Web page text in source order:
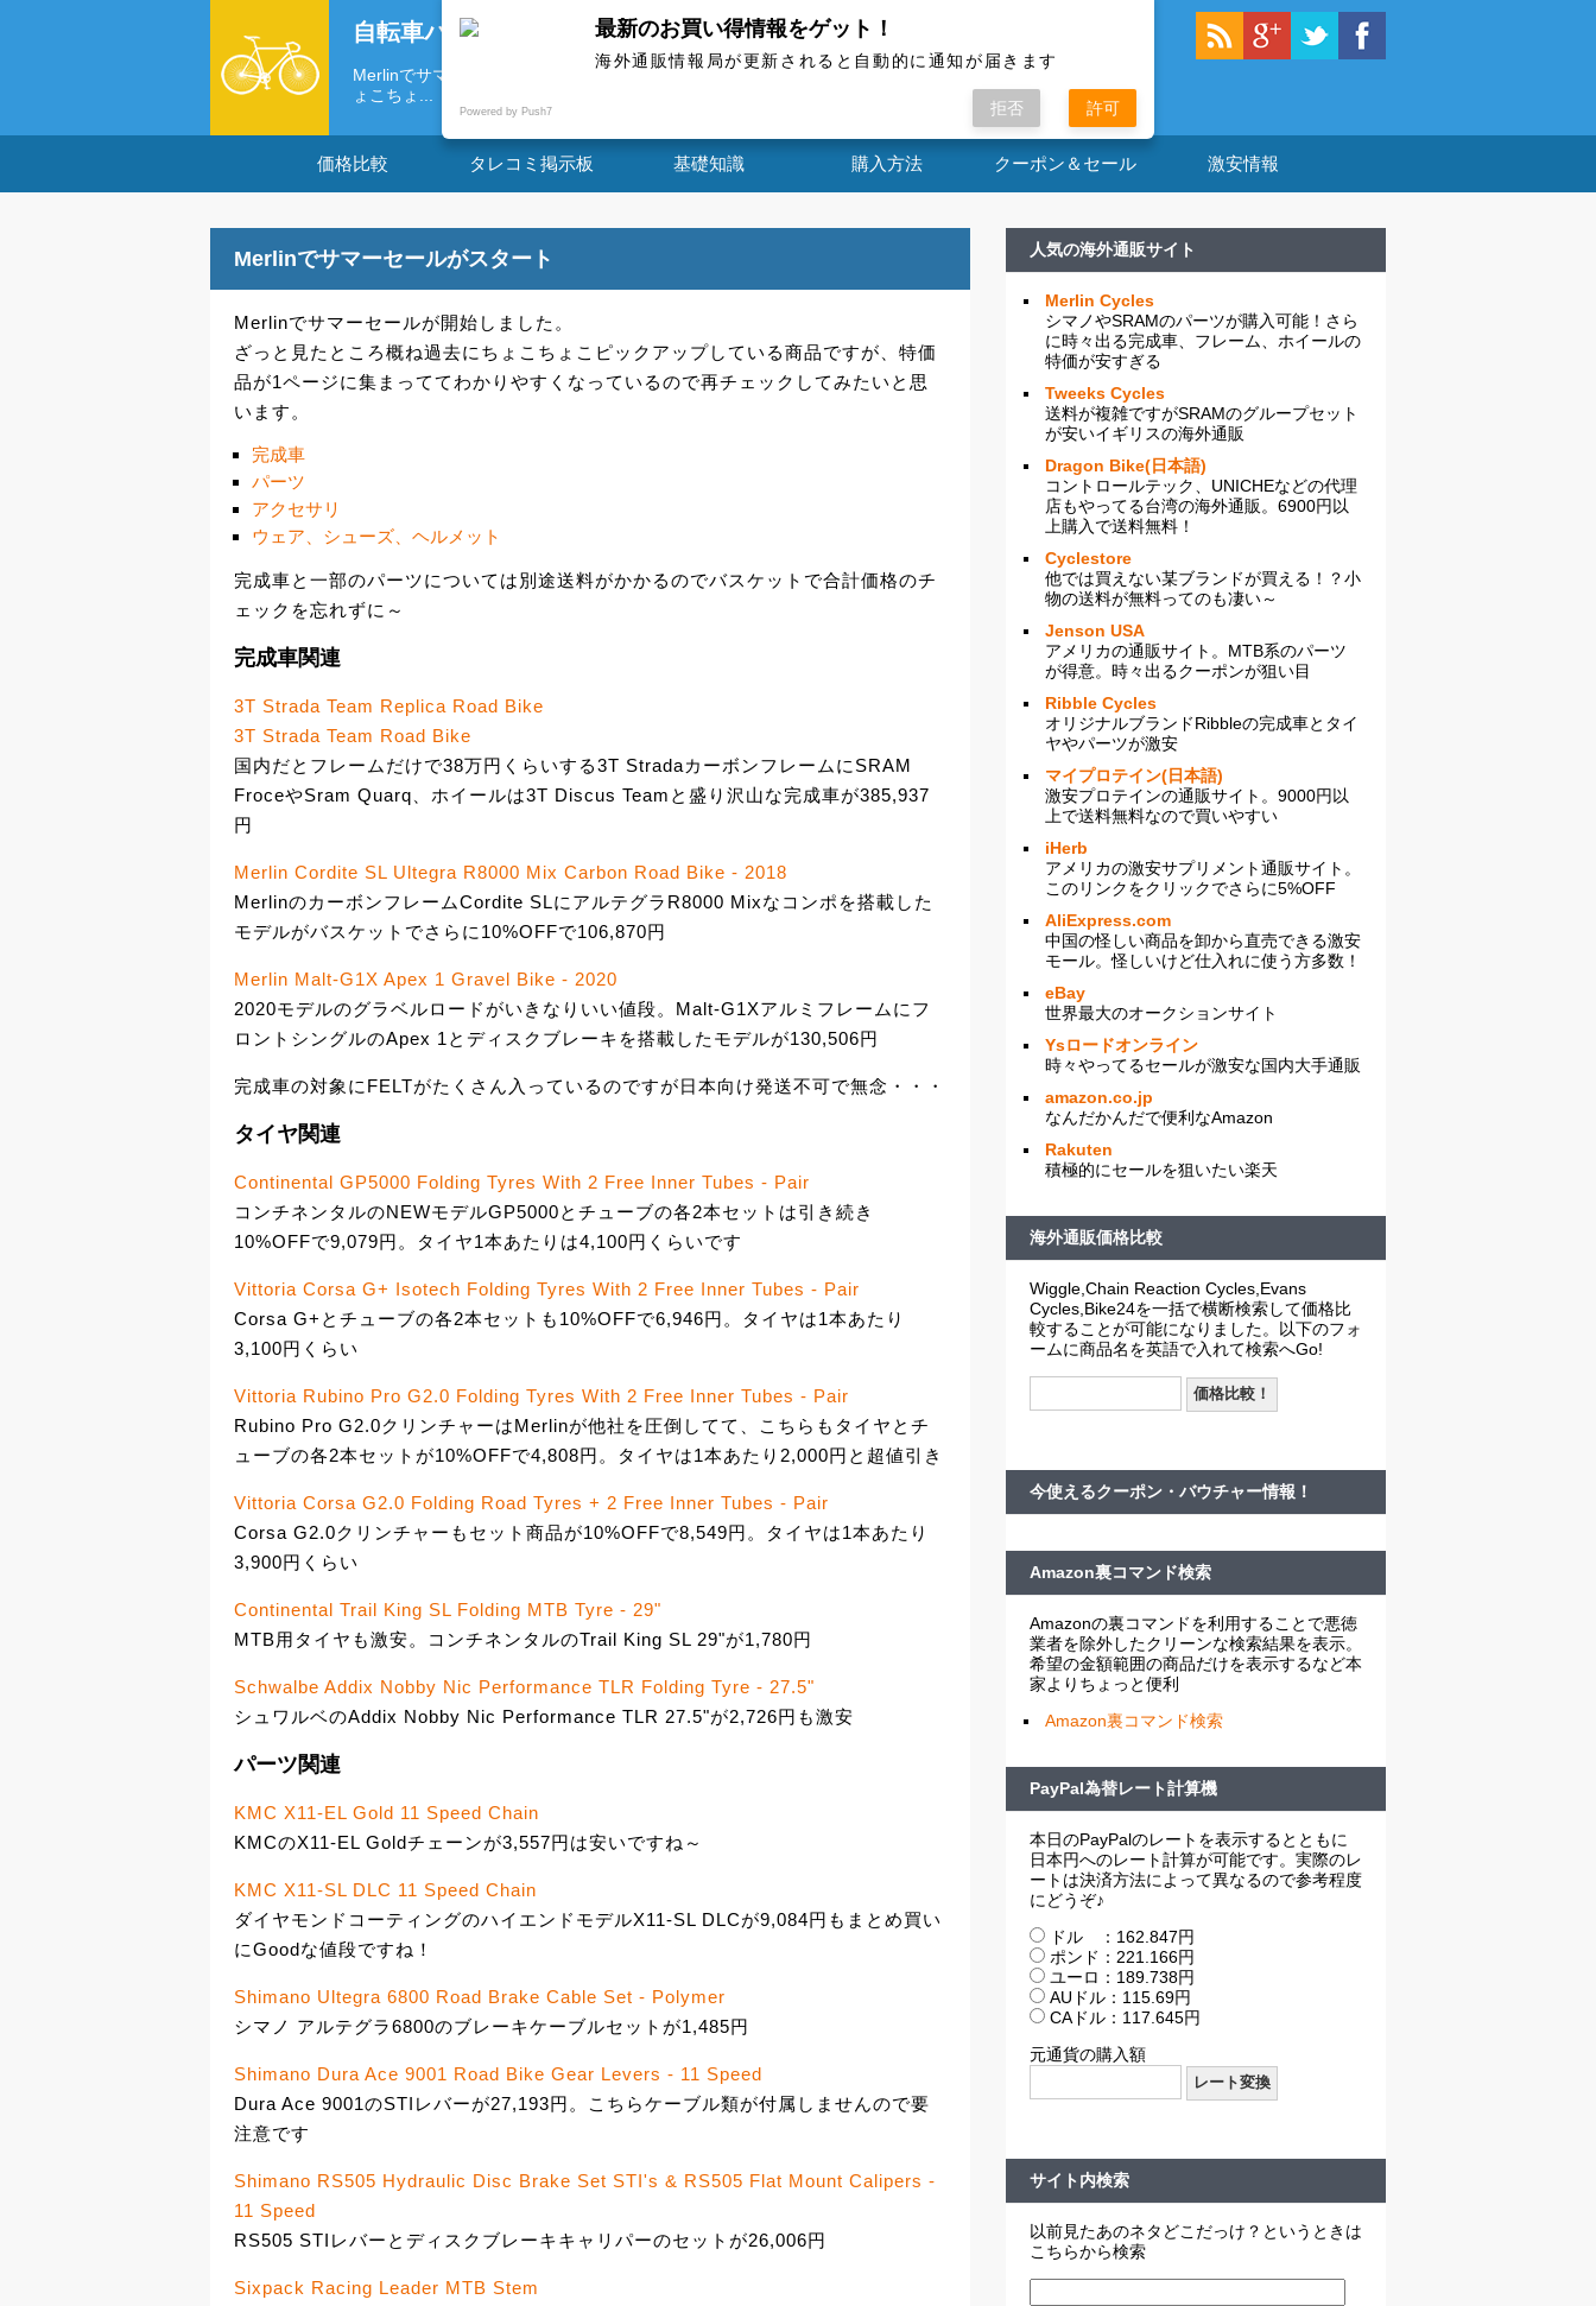
自転車パーツの海外通販情報局
Merlinでサマーセールが開始しました。 ざっと見たところ概ね過去にち
ょこちょ...
価格比較 タレコミ掲示板 基礎知識 購入方法 クーポン＆セール 激安情報
Merlinでサマーセールがスタート
Merlinでサマーセールが開始しました。
ざっと見たところ概ね過去にちょこちょこピックアップしている商品ですが、特価
品が1ページに集まっててわかりやすくなっているので再チェックしてみたいと思
います。
完成車
パーツ
アクセサリ
ウェア、シューズ、ヘルメット
完成車と一部のパーツについては別途送料がかかるのでバスケットで合計価格のチ
ェックを忘れずに～
完成車関連
3T Strada Team Replica Road Bike
3T Strada Team Road Bike
国内だとフレームだけで38万円くらいする3T StradaカーボンフレームにSRAM
FroceやSram Quarq、ホイールは3T Discus Teamと盛り沢山な完成車が385,937
円
Merlin Cordite SL Ultegra R8000 Mix Carbon Road Bike - 2018
MerlinのカーボンフレームCordite SLにアルテグラR8000 Mixなコンポを搭載した
モデルがバスケットでさらに10%OFFで106,870円
Merlin Malt-G1X Apex 1 Gravel Bike - 2020
2020モデルのグラベルロードがいきなりいい値段。Malt-G1Xアルミフレームにフ
ロントシングルのApex 1とディスクブレーキを搭載したモデルが130,506円
完成車の対象にFELTがたくさん入っているのですが日本向け発送不可で無念・・・
タイヤ関連
Continental GP5000 Folding Tyres With 2 Free Inner Tubes - Pair
コンチネンタルのNEWモデルGP5000とチューブの各2本セットは引き続き
10%OFFで9,079円。タイヤ1本あたりは4,100円くらいです
Vittoria Corsa G+ Isotech Folding Tyres With 2 Free Inner Tubes - Pair
Corsa G+とチューブの各2本セットも10%OFFで6,946円。タイヤは1本あたり
3,100円くらい
Vittoria Rubino Pro G2.0 Folding Tyres With 2 Free Inner Tubes - Pair
Rubino Pro G2.0クリンチャーはMerlinが他社を圧倒してて、こちらもタイヤとチ
ューブの各2本セットが10%OFFで4,808円。タイヤは1本あたり2,000円と超値引き
Vittoria Corsa G2.0 Folding Road Tyres + 2 Free Inner Tubes - Pair
Corsa G2.0クリンチャーもセット商品が10%OFFで8,549円。タイヤは1本あたり
3,900円くらい
Continental Trail King SL Folding MTB Tyre - 29"
MTB用タイヤも激安。コンチネンタルのTrail King SL 29"が1,780円
Schwalbe Addix Nobby Nic Performance TLR Folding Tyre - 27.5"
シュワルベのAddix Nobby Nic Performance TLR 27.5"が2,726円も激安
パーツ関連
KMC X11-EL Gold 11 Speed Chain
KMCのX11-EL Goldチェーンが3,557円は安いですね～
KMC X11-SL DLC 11 Speed Chain
ダイヤモンドコーティングのハイエンドモデルX11-SL DLCが9,084円もまとめ買い
にGoodな値段ですね！
Shimano Ultegra 6800 Road Brake Cable Set - Polymer
シマノ アルテグラ6800のブレーキケーブルセットが1,485円
Shimano Dura Ace 9001 Road Bike Gear Levers - 11 Speed
Dura Ace 9001のSTIレバーが27,193円。こちらケーブル類が付属しませんので要
注意です
Shimano RS505 Hydraulic Disc Brake Set STI's & RS505 Flat Mount Calipers -
11 Speed
RS505 STIレバーとディスクブレーキキャリパーのセットが26,006円
Sixpack Racing Leader MTB Stem
人気の海外通販サイト
Merlin Cycles
シマノやSRAMのパーツが購入可能！さら
に時々出る完成車、フレーム、ホイールの
特価が安すぎる
Tweeks Cycles
送料が複雑ですがSRAMのグループセット
が安いイギリスの海外通販
Dragon Bike(日本語)
コントロールテック、UNICHEなどの代理
店もやってる台湾の海外通販。6900円以
上購入で送料無料！
Cyclestore
他では買えない某ブランドが買える！？小
物の送料が無料ってのも凄い～
Jenson USA
アメリカの通販サイト。MTB系のパーツ
が得意。時々出るクーポンが狙い目
Ribble Cycles
オリジナルブランドRibbleの完成車とタイ
ヤやパーツが激安
マイプロテイン(日本語)
激安プロテインの通販サイト。9000円以
上で送料無料なので買いやすい
iHerb
アメリカの激安サプリメント通販サイト。
このリンクをクリックでさらに5%OFF
AliExpress.com
中国の怪しい商品を卸から直売できる激安
モール。怪しいけど仕入れに使う方多数！
eBay
世界最大のオークションサイト
Ysロードオンライン
時々やってるセールが激安な国内大手通販
amazon.co.jp
なんだかんだで便利なAmazon
Rakuten
積極的にセールを狙いたい楽天
海外通販価格比較
Wiggle,Chain Reaction Cycles,Evans
Cycles,Bike24を一括で横断検索して価格比
較することが可能になりました。以下のフォ
ームに商品名を英語で入れて検索へGo!
今使えるクーポン・バウチャー情報！
Amazon裏コマンド検索
Amazonの裏コマンドを利用することで悪徳
業者を除外したクリーンな検索結果を表示。
希望の金額範囲の商品だけを表示するなど本
家よりちょっと便利
Amazon裏コマンド検索
PayPal為替レート計算機
本日のPayPalのレートを表示するとともに
日本円へのレート計算が可能です。実際のレ
ートは決済方法によって異なるので参考程度
にどうぞ♪
ドル ：162.847円
ポンド：221.166円
ユーロ：189.738円
AUドル：115.69円
CAドル：117.645円
元通貨の購入額
サイト内検索
以前見たあのネタどこだっけ？というときは
こちらから検索
最新のお買い得情報をゲット！
海外通販情報局が更新されると自動的に通知が届きます
Powered by Push7 拒否 許可